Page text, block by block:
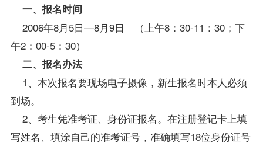
一、 报名时间
2006年8月5日—8月9日 （上午8：30-11：30；下
午2：00-5：30）
二、报名办法
1、本次报名要现场电子摄像，新生报名时本人必须
到场。
2、考生凭准考证、身份证报名。在注册登记卡上填
写姓名、填涂自己的准考证号，准确填写18位身份证号